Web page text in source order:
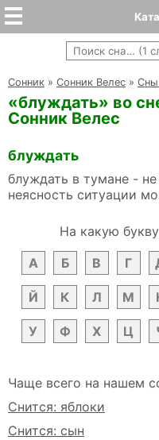
Cонник » Сонник Велес » Сны
«блуждать» во
Сонник Велес
блуждать
блуждать в тумане -
неясность ситуации
На какую
А
Б В Г
Й К Л М
У Ф Х Ц
Чаще всего на нашем
Снится: яблоки
Снится: сын